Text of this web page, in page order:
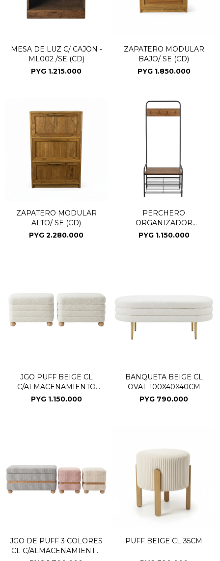
MESA DE LUZ C/ CAJON -
ML002 /SE (CD)
PYG 1.215.000
ZAPATERO MODULAR
BAJO/ SE (CD)
PYG 1.850.000
ZAPATERO MODULAR
ALTO/ SE (CD)
PYG 2.280.000
PERCHERO
ORGANIZADOR
AF.165X63X37 (CD)
PYG 1.150.000
JGO PUFF BEIGE CL
C/ALMACENAMIENTO
2PZAS
PYG 1.150.000
BANQUETA BEIGE CL
OVAL 100X40X40CM
PYG 790.000
JGO DE PUFF 3 COLORES
CL C/ALMACENAMIENTO
PUFF BEIGE CL 35CM